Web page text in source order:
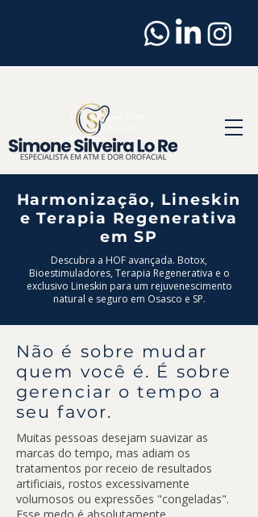
Dentista
Especialista em ATM
e Dor Orofacial em
Osasco
Harmonização, Lineskin
e Terapia Regenerativa
em SP
Descubra a HOF avançada. Botox,
Bioestimuladores, Terapia Regenerativa e o
exclusivo Lineskin para um rejuvenescimento
natural e seguro em Osasco e SP.
Não é sobre mudar
quem você é. É sobre
gerenciar o tempo a
seu favor.
Muitas pessoas desejam suavizar as
marcas do tempo, mas adiam os
tratamentos por receio de resultados
artificiais, rostos excessivamente
volumosos ou expressões "congeladas".